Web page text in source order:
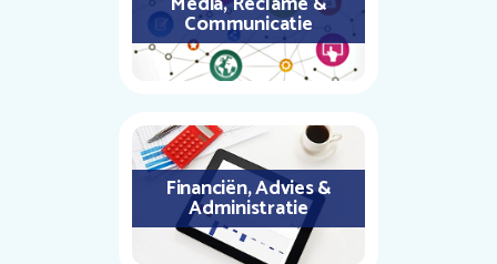
Communicatie
Financiën, Advies &
Administratie